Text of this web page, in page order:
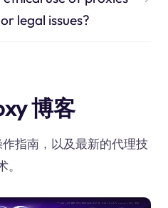
legal issues?
博客
指南，以及最新的代理技
。